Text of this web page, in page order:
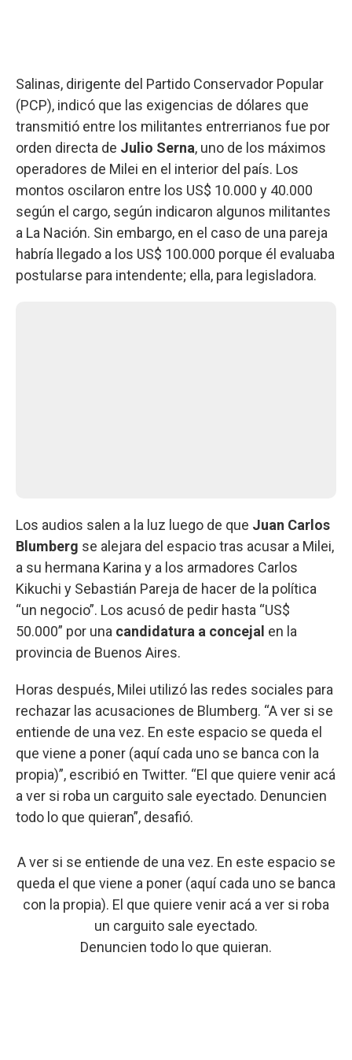
Salinas, dirigente del Partido Conservador Popular
(PCP), indicó que las exigencias de dólares que
transmitió entre los militantes entrerrianos fue por
orden directa de Julio Serna, uno de los máximos
operadores de Milei en el interior del país. Los
montos oscilaron entre los US$ 10.000 y 40.000
según el cargo, según indicaron algunos militantes
a La Nación. Sin embargo, en el caso de una pareja
habría llegado a los US$ 100.000 porque él evaluaba
postularse para intendente; ella, para legisladora.
Los audios salen a la luz luego de que Juan Carlos
Blumberg se alejara del espacio tras acusar a Milei,
a su hermana Karina y a los armadores Carlos
Kikuchi y Sebastián Pareja de hacer de la política
“un negocio”. Los acusó de pedir hasta “US$
50.000” por una candidatura a concejal en la
provincia de Buenos Aires.
Horas después, Milei utilizó las redes sociales para
rechazar las acusaciones de Blumberg. “A ver si se
entiende de una vez. En este espacio se queda el
que viene a poner (aquí cada uno se banca con la
propia)”, escribió en Twitter. “El que quiere venir acá
a ver si roba un carguito sale eyectado. Denuncien
todo lo que quieran”, desafió.
A ver si se entiende de una vez. En este espacio se
queda el que viene a poner (aquí cada uno se banca
con la propia). El que quiere venir acá a ver si roba
un carguito sale eyectado.
Denuncien todo lo que quieran.